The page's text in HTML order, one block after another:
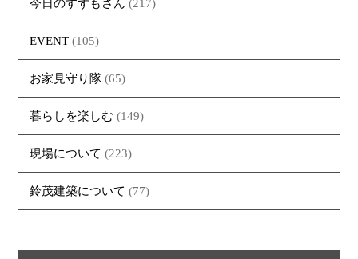
今日のすずもさん (217)
EVENT (105)
お家見守り隊 (65)
暮らしを楽しむ (149)
現場について (223)
鈴茂建築について (77)